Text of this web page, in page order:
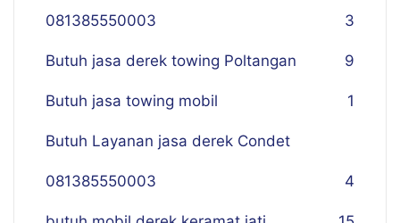
081385550003 3
Butuh jasa derek towing Poltangan 9
Butuh jasa towing mobil 1
Butuh Layanan jasa derek Condet
081385550003 4